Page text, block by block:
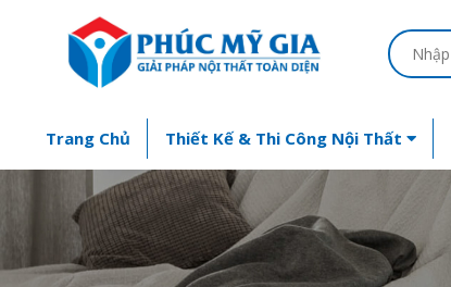
Trang Chủ Thiết Kế & Thi Công Nội Thất